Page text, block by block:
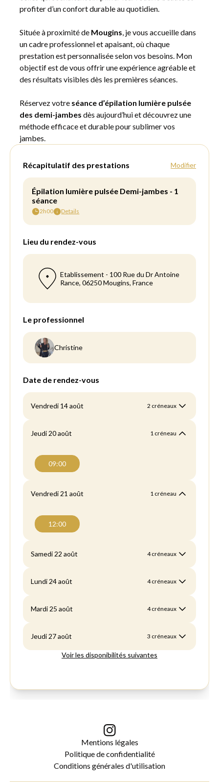
profiter d’un confort durable au quotidien.
Située à proximité de Mougins, je vous accueille dans
un cadre professionnel et apaisant, où chaque
prestation est personnalisée selon vos besoins. Mon
objectif est de vous offrir une expérience agréable et
des résultats visibles dès les premières séances.
Réservez votre séance d’épilation lumière pulsée
des demi-jambes dès aujourd’hui et découvrez une
méthode efficace et durable pour sublimer vos
jambes.
Mentions légales
Politique de confidentialité
Conditions générales d'utilisation